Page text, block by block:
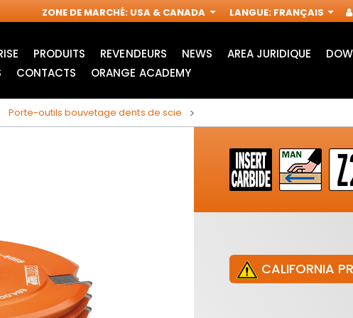
ZONE DE MARCHÉ: USA & CANADA LANGUE: FRANÇAIS
PRODUITS
LAMES POUR SCIE
SAUTEUSE
ACCESSOIRES POUR
REVENDEURS NEWS AREA JURIDIQUE
CONTACTS ORANGE ACADEMY
Porte-outils bouvetage dents de scie
CALIFORNIA